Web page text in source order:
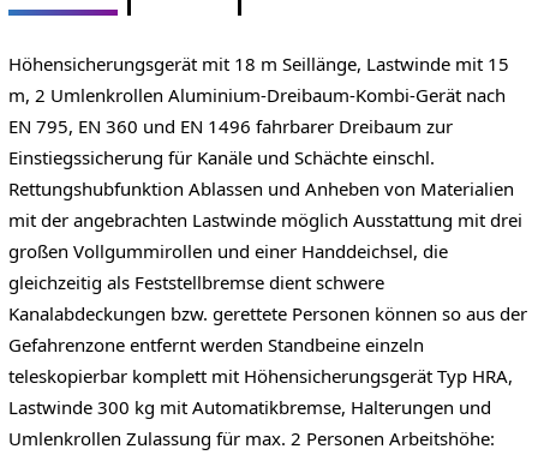
Höhensicherungsgerät mit 18 m Seillänge, Lastwinde mit 15
m, 2 Umlenkrollen Aluminium-Dreibaum-Kombi-Gerät nach
EN 795, EN 360 und EN 1496 fahrbarer Dreibaum zur
Einstiegssicherung für Kanäle und Schächte einschl.
Rettungshubfunktion Ablassen und Anheben von Materialien
mit der angebrachten Lastwinde möglich Ausstattung mit drei
großen Vollgummirollen und einer Handdeichsel, die
gleichzeitig als Feststellbremse dient schwere
Kanalabdeckungen bzw. gerettete Personen können so aus der
Gefahrenzone entfernt werden Standbeine einzeln
teleskopierbar komplett mit Höhensicherungsgerät Typ HRA,
Lastwinde 300 kg mit Automatikbremse, Halterungen und
Umlenkrollen Zulassung für max. 2 Personen Arbeitshöhe: